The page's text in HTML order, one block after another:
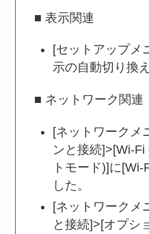
■ 表示関連
[セットアップメ
示の自動切り換
■ ネットワーク関連
[ネットワークメ
ンと接続]>[Wi-
トモード)]に
した。
[ネットワークメ
と接続]>[オプシ